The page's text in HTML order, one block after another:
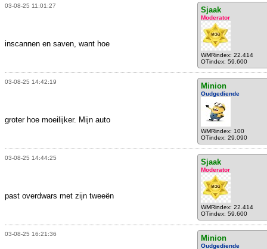
03-08-25 11:01:27 Sjaak
Moderator
WMRindex: 22.414
OTindex: 59.600
inscannen en saven, want hoe
03-08-25 14:42:19 Minion
Oudgediende
WMRindex: 100
OTindex: 29.090
groter hoe moeilijker. Mijn auto
03-08-25 14:44:25 Sjaak
Moderator
WMRindex: 22.414
OTindex: 59.600
past overdwars met zijn tweeën
03-08-25 16:21:36 Minion
Oudgediende